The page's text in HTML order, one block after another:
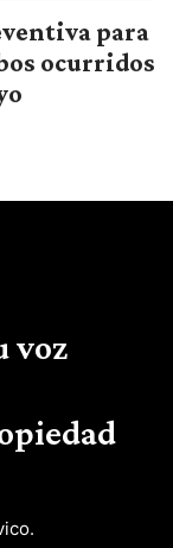
para
ocurridos
voz